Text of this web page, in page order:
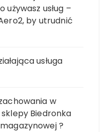
usług –
by utrudnić
usługa
w
Biedronka
?